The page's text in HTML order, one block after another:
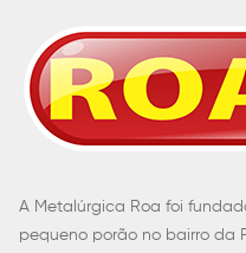
A Metalúrgica Roa foi
pequeno porão no bairro da